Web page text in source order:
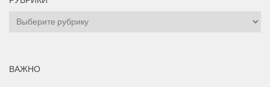
Рубрики
ВАЖНО